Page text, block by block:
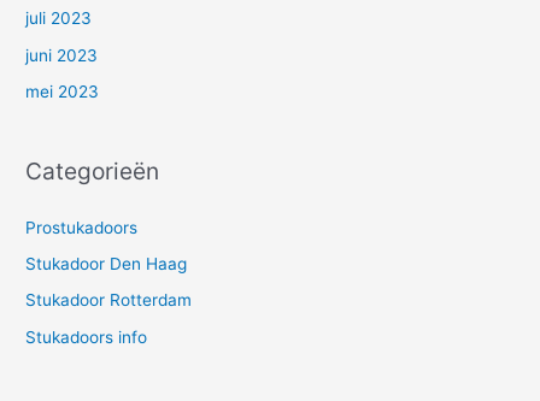
juli 2023
juni 2023
mei 2023
Categorieën
Prostukadoors
Stukadoor Den Haag
Stukadoor Rotterdam
Stukadoors info